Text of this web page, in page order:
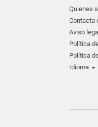
Quienes
Contacta
Aviso legal
Política
Política
Idioma